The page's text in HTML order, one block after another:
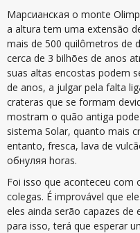
Марсианская o monte
a altura tem uma extensão
mais de 500 quilômetros de
cerca de 3 bilhões de anos
suas altas encostas podem
de anos, a julgar pela falta
crateras que se formam
mostram o quão antiga
sistema Solar, quanto mais
entanto, fresca, lava de
обнуляя horas.
Foi isso que aconteceu com
colegas. É improvável que
eles ainda serão capazes
para isso, terá que esperar